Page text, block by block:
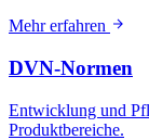
Mehr erfahren
DVN-Normen
Entwicklung und
Produktbereiche.